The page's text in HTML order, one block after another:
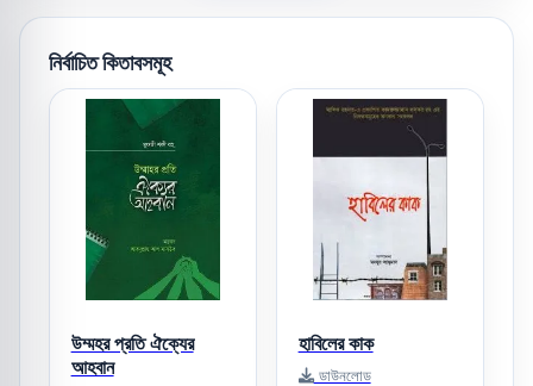
নির্বাচিত কিতাবসমূহ
উম্মহর প্রতি ঐক্যের
আহবান
হাবিলের কাক
ডাউনলোড